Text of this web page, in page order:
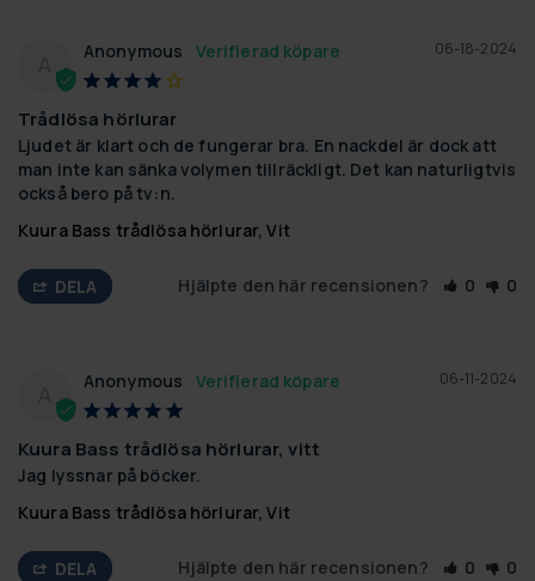
06-18-2024
Anonymous
Trådlösa hörlurar
Ljudet är klart och de fungerar bra. En nackdel är dock att
man inte kan sänka volymen tillräckligt. Det kan naturligtvis
också bero på tv:n.
Kuura Bass trådlösa hörlurar, Vit
DELA Hjälpte den här recensionen? 0 0
06-11-2024
Anonymous
Kuura Bass trådlösa hörlurar, vitt
Jag lyssnar på böcker.
Kuura Bass trådlösa hörlurar, Vit
DELA Hjälpte den här recensionen? 0 0